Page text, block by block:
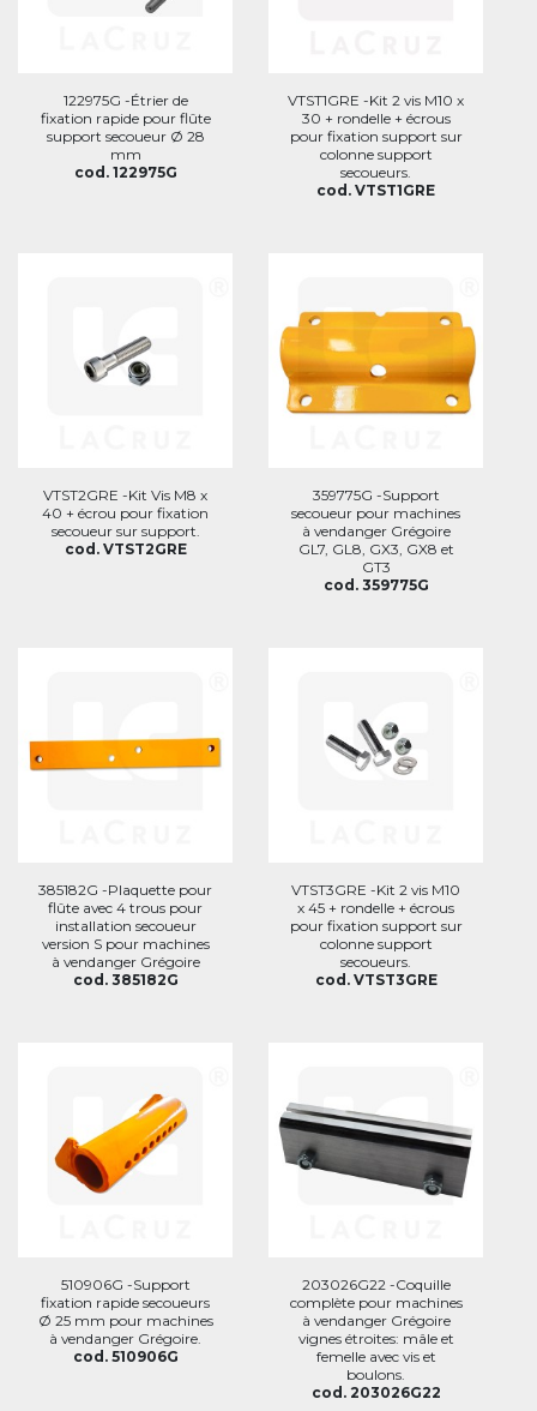
122975G -Étrier de
fixation rapide pour flûte
support secoueur Ø 28
mm
cod. 122975G
VTST1GRE -Kit 2 vis M10 x
30 + rondelle + écrous
pour fixation support sur
colonne support
secoueurs.
cod. VTST1GRE
VTST2GRE -Kit Vis M8 x
40 + écrou pour fixation
secoueur sur support.
cod. VTST2GRE
359775G -Support
secoueur pour machines
à vendanger Grégoire
GL7, GL8, GX3, GX8 et
GT3
cod. 359775G
385182G -Plaquette pour
flûte avec 4 trous pour
installation secoueur
version S pour machines
à vendanger Grégoire
cod. 385182G
VTST3GRE -Kit 2 vis M10
x 45 + rondelle + écrous
pour fixation support sur
colonne support
secoueurs.
cod. VTST3GRE
510906G -Support
fixation rapide secoueurs
Ø 25 mm pour machines
à vendanger Grégoire.
cod. 510906G
203026G22 -Coquille
complète pour machines
à vendanger Grégoire
vignes étroites: mâle et
femelle avec vis et
boulons.
cod. 203026G22